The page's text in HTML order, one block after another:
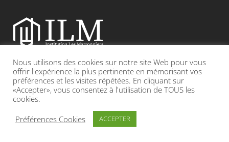
Etablissement catholique sous contrat d’association avec l’Etat
Adresse : 19, Grande rue 69420 CONDRIEU
INFOS LÉGALES POLITIQUE DE CONFIDENTIALITÉ
Nous utilisons des cookies sur notre site Web pour vous
offrir l'expérience la plus pertinente en mémorisant vos
préférences et les visites répétées. En cliquant sur
«Accepter», vous consentez à l'utilisation de TOUS les
cookies.
Préférences Cookies
ACCEPTER